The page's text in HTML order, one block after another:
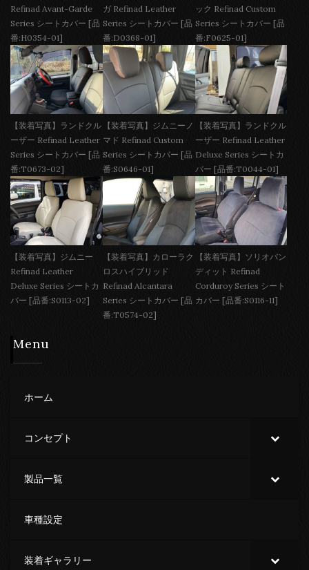
Refinad Avant-Garde
Series シートカバー [品
番:H0354-01]
ガ Refinad Leather
Series シートカバー [品
番:D0368-01]
ック Refinad Custom
Series シートカバー [品
番:F0625-01]
【装着写真】ランドクル
ーザー Refinad Leather
Series シートカバー [品
番:T0673-02]
【装着写真】ジムニーノ
マド Refinad Custom
Series シートカバー [品
番:S0646-01]
【装着写真】ランドクル
ーザー Refinad Leather
Deluxe Series シートカ
バー [品番:T0044-01]
【装着写真】ジムニー
Refinad Leather
Deluxe Series シートカ
バー [品番:S0113-02]
【装着写真】カローラク
ロスハイブリッド
Refinad Alcantara
Series シートカバー [品
番:T0574-02]
【装着写真】ソリオバン
ディット Refinad
Corduroy Series シート
カバー [品番:S0116-11]
Menu
ホーム
コンセプト
製品一覧
車種設定
装着ギャラリー